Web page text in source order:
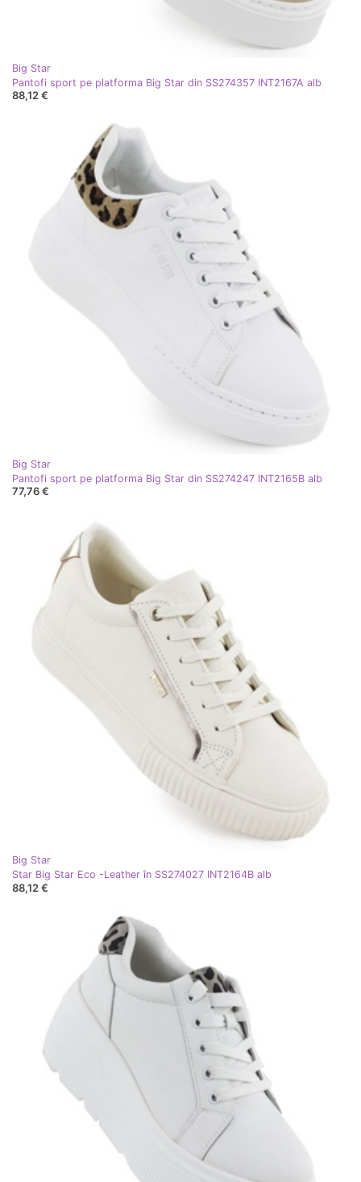
Big Star
Pantofi sport pe platforma Big Star din SS274357 INT2167A alb
88,12 €
Big Star
Pantofi sport pe platforma Big Star din SS274247 INT2165B alb
77,76 €
Big Star
Star Big Star Eco -Leather în SS274027 INT2164B alb
88,12 €